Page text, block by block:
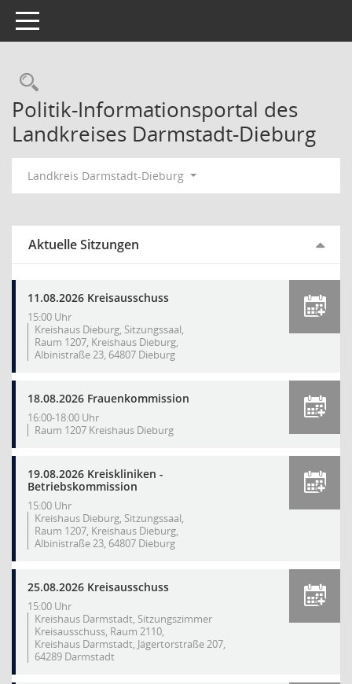
Toggle navigation
Rechercheauswahl
Politik-Informationsportal des
Landkreises Darmstadt-Dieburg
Landkreis Darmstadt-Dieburg
Aktuelle Sitzungen
11.08.2026 Kreisausschuss
15:00 Uhr
Kreishaus Dieburg, Sitzungssaal,
Raum 1207, Kreishaus Dieburg,
Albinistraße 23, 64807 Dieburg
18.08.2026 Frauenkommission
16:00-18:00 Uhr
Raum 1207 Kreishaus Dieburg
19.08.2026 Kreiskliniken -
Betriebskommission
15:00 Uhr
Kreishaus Dieburg, Sitzungssaal,
Raum 1207, Kreishaus Dieburg,
Albinistraße 23, 64807 Dieburg
25.08.2026 Kreisausschuss
15:00 Uhr
Kreishaus Darmstadt, Sitzungszimmer
Kreisausschuss, Raum 2110,
Kreishaus Darmstadt, Jägertorstraße 207,
64289 Darmstadt